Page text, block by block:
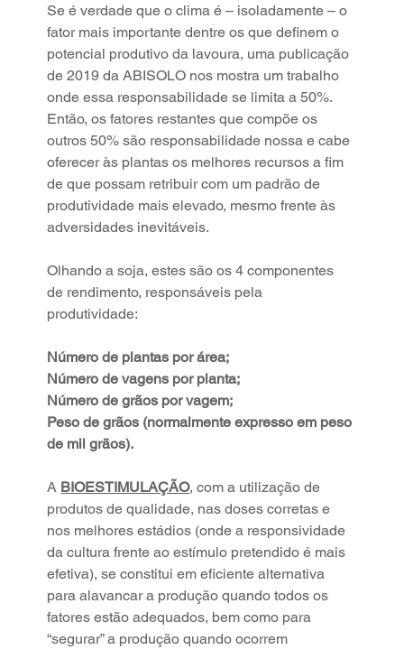
Se é verdade que o clima é – isoladamente – o
fator mais importante dentre os que definem o
potencial produtivo da lavoura, uma publicação
de 2019 da ABISOLO nos mostra um trabalho
onde essa responsabilidade se limita a 50%.
Então, os fatores restantes que compõe os
outros 50% são responsabilidade nossa e cabe
oferecer às plantas os melhores recursos a fim
de que possam retribuir com um padrão de
produtividade mais elevado, mesmo frente às
adversidades inevitáveis.
Olhando a soja, estes são os 4 componentes
de rendimento, responsáveis pela
produtividade:
Número de plantas por área;
Número de vagens por planta;
Número de grãos por vagem;
Peso de grãos (normalmente expresso em peso
de mil grãos).
A BIOESTIMULAÇÃO, com a utilização de
produtos de qualidade, nas doses corretas e
nos melhores estádios (onde a responsividade
da cultura frente ao estímulo pretendido é mais
efetiva), se constitui em eficiente alternativa
para alavancar a produção quando todos os
fatores estão adequados, bem como para
“segurar” a produção quando ocorrem